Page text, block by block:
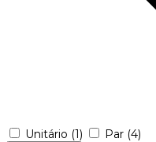
Unitário (1) Par (4)